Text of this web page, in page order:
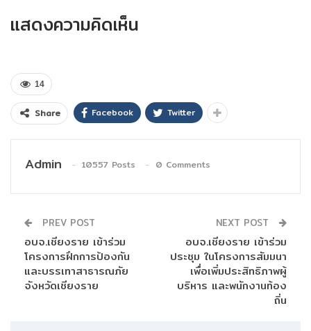
แสดงความคิดเห็น
14
Share Facebook Twitter
Admin 10557 Posts 0 Comments
PREV POST
อบจ.เชียงราย เข้าร่วม
โครงการฝึกการป้องกัน
และบรรเทาสาธารณภัย
จังหวัดเชียงราย
NEXT POST
อบจ.เชียงราย เข้าร่วม
ประชุม ในโครงการสัมมนา
เพื่อเพิ่มประสิทธิภาพผู้
บริหาร และพนักงานท้อง
ถิ่น